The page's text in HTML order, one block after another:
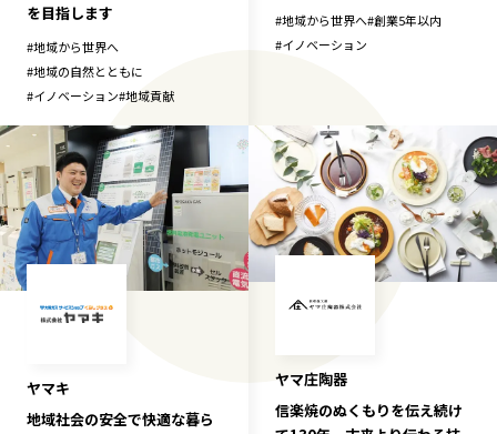
を目指します
#地域から世界へ
#地域の自然とともに
#イノベーション#地域貢献
#地域から世界へ#創業5年以内
#イノベーション
ヤマキ
地域社会の安全で快適な暮ら
ヤマ庄陶器
信楽焼のぬくもりを伝え続け